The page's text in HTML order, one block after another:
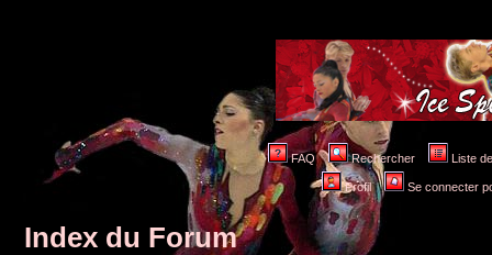
FAQ Rechercher Liste
Profil Se connecter
Index du Forum